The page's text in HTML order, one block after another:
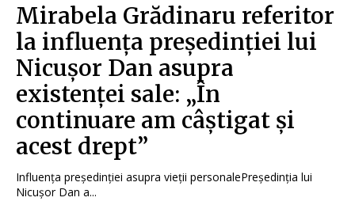
Mirabela Grădinaru referitor
la influența președinției lui
Nicușor Dan asupra
existenței sale: „În
continuare am câștigat și
acest drept”
Influența președinției asupra vieții personalePreședinția lui
Nicușor Dan a...